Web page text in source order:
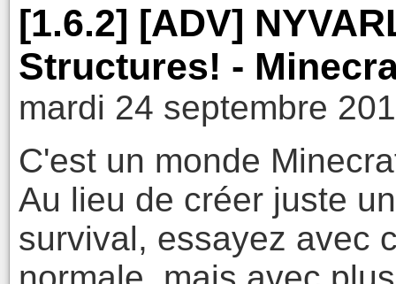
[1.6.2] [ADV]
Structures! -
mardi 24 septembre
C'est un monde
Au lieu de créer juste
survival, essayez avec